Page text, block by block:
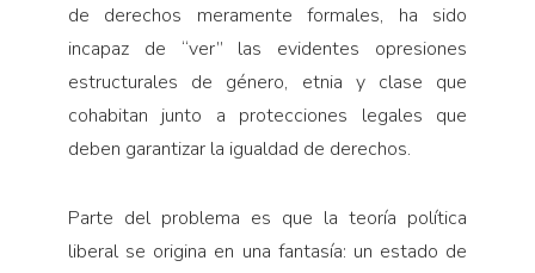
de de­rechos meramente formales, ha sido
incapaz de “ver” las evidentes opresiones
estructurales de género, etnia y clase que
cohabitan junto a protecciones legales que
deben garantizar la igualdad de derechos.
Parte del problema es que la teoría política
libe­ral se origina en una fantasía: un estado de